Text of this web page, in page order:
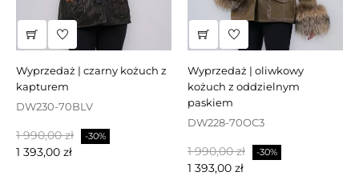
wyprzedaż | czarny kożuch z
kapturem
DW230-70BLV
Cena
podstawowa
1 990,00 zł -30%
1 393,00 zł
wyprzedaż | oliwkowy
kożuch z oddzielnym
paskiem
DW228-70OC3
Cena
podstawowa
1 990,00 zł -30%
1 393,00 zł